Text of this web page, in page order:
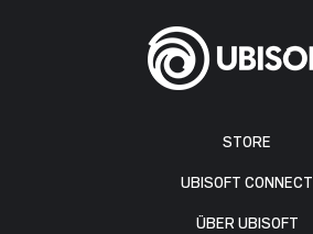
STORE
UBISOFT CONNECT
ÜBER UBISOFT